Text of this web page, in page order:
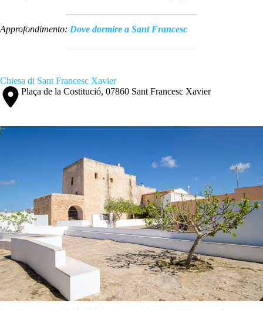
Approfondimento: Dove dormire a Sant Francesc
Chiesa di Sant Francesc Xavier
Plaça de la Costitució, 07860 Sant Francesc Xavier